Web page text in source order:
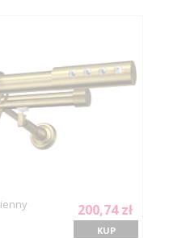
200,74 zł
KUP